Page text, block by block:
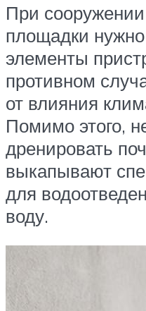
При
площадки
элементы
противном
от влияния
Помимо этого,
дренировать
выкапывают
для
воду.